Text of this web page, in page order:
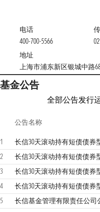
电话
400-700-5566
地址
上海市浦东新区银城中路
基金公告
全部公告发行
公告名称
1
2
3
4
5
长信基金管理有限责任公司